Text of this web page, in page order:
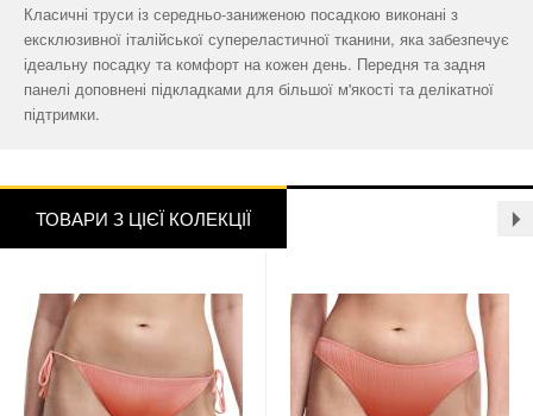
Класичні труси із середньо-заниженою посадкою виконані з
ексклюзивної італійської супереластичної тканини, яка забезпечує
ідеальну посадку та комфорт на кожен день. Передня та задня
панелі доповнені підкладками для більшої м'якості та делікатної
підтримки.
ТОВАРИ З ЦІЄЇ КОЛЕКЦІЇ